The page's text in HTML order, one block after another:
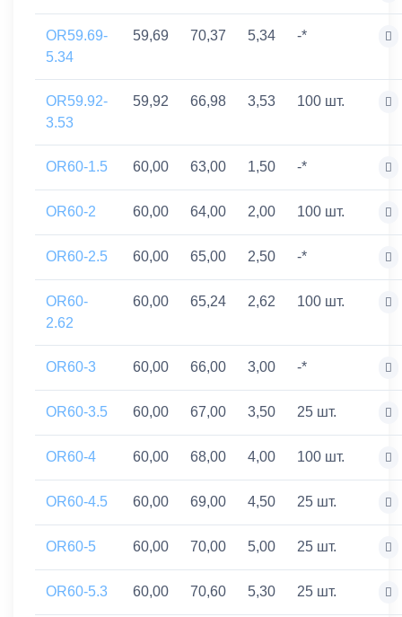
OR59.69-
5.34
59,69 70,37 5,34 -*
OR59.92-
3.53
59,92 66,98 3,53 100 шт.
OR60-1.5 60,00 63,00 1,50 -*
OR60-2 60,00 64,00 2,00 100 шт.
OR60-2.5 60,00 65,00 2,50 -*
OR60-
2.62
60,00 65,24 2,62 100 шт.
OR60-3 60,00 66,00 3,00 -*
OR60-3.5 60,00 67,00 3,50 25 шт.
OR60-4 60,00 68,00 4,00 100 шт.
OR60-4.5 60,00 69,00 4,50 25 шт.
OR60-5 60,00 70,00 5,00 25 шт.
OR60-5.3 60,00 70,60 5,30 25 шт.